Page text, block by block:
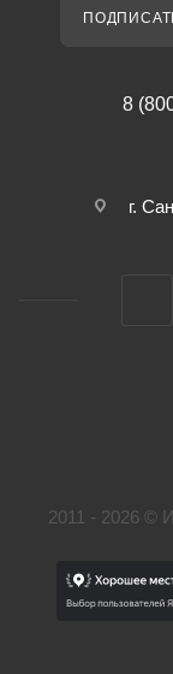
8
г.
2011 - 2026 ©